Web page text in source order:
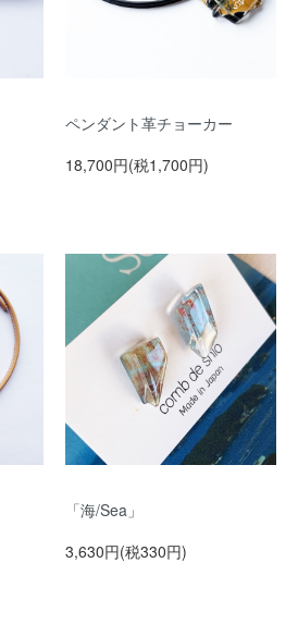
ペンダント革チョーカー
18,700円(税1,700円)
「海/Sea」
3,630円(税330円)